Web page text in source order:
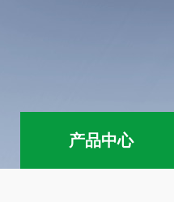
产品中心